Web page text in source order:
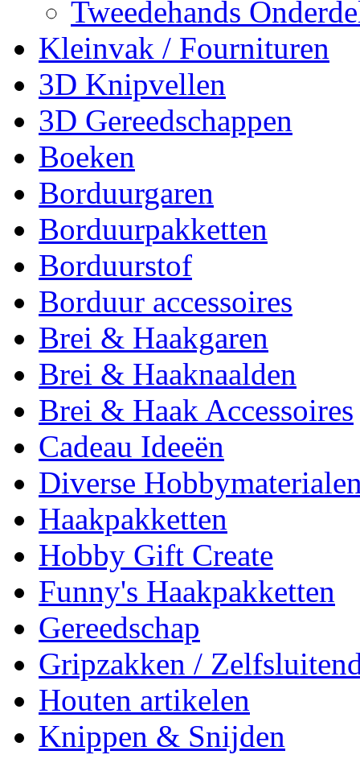
Tweedehands
Kleinvak / Fournituren
3D Knipvellen
3D Gereedschappen
Boeken
Borduurgaren
Borduurpakketten
Borduurstof
Borduur accessoires
Brei & Haakgaren
Brei & Haaknaalden
Brei & Haak Accessoires
Cadeau Ideeën
Diverse
Haakpakketten
Hobby Gift Create
Funny's Haakpakketten
Gereedschap
Gripzakken /
Houten artikelen
Knippen & Snijden